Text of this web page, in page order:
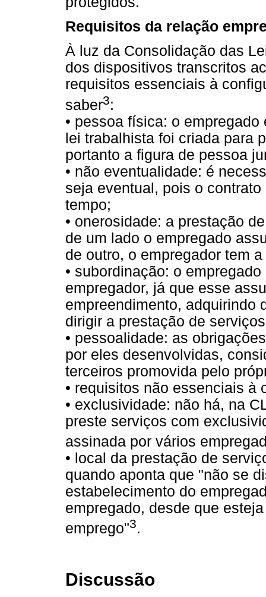
Requisitos da relação
À luz da Consolidação das
dos dispositivos transcritos
requisitos essenciais à
saber3:
• pessoa física: o
lei trabalhista foi criada para
portanto a figura de pessoa
• não eventualidade: é
seja eventual, pois o
tempo;
• onerosidade: a prestação
de um lado o empregado
de outro, o empregador tem
• subordinação: o
empregador, já que esse
empreendimento, adquirindo
dirigir a prestação de
• pessoalidade: as
por eles desenvolvidas,
terceiros promovida pelo
• requisitos não essenciais à
• exclusividade: não há, na
preste serviços com
assinada por vários
• local da prestação de
quando aponta que "não se
estabelecimento do
empregado, desde que
emprego"3.
Discussão